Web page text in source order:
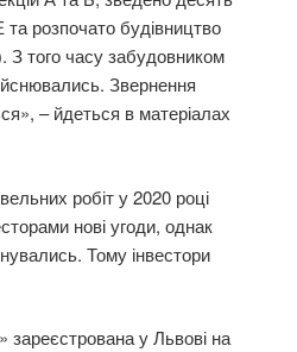
розпочато будівництво
З того часу забудовником
Звернення
– йдеться в матеріалах
робіт у 2020 році
нові угоди, однак
Тому інвестори
у Львові на